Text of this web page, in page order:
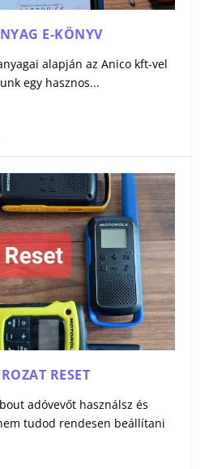
E-KÖNYV
alapján az Anico kft-vel
egy hasznos...
RESET
adóvevőt használsz és
tudod rendesen beállítani